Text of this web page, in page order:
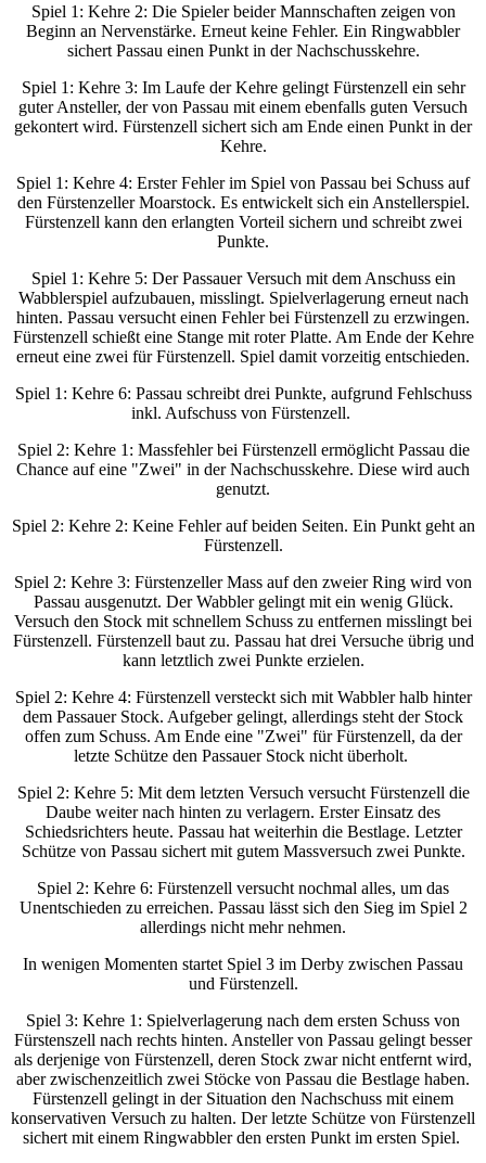
Spiel 1: Kehre 2: Die Spieler beider Mannschaften zeigen von
Beginn an Nervenstärke. Erneut keine Fehler. Ein Ringwabbler
sichert Passau einen Punkt in der Nachschusskehre.
Spiel 1: Kehre 3: Im Laufe der Kehre gelingt Fürstenzell ein sehr
guter Ansteller, der von Passau mit einem ebenfalls guten Versuch
gekontert wird. Fürstenzell sichert sich am Ende einen Punkt in der
Kehre.
Spiel 1: Kehre 4: Erster Fehler im Spiel von Passau bei Schuss auf
den Fürstenzeller Moarstock. Es entwickelt sich ein Anstellerspiel.
Fürstenzell kann den erlangten Vorteil sichern und schreibt zwei
Punkte.
Spiel 1: Kehre 5: Der Passauer Versuch mit dem Anschuss ein
Wabblerspiel aufzubauen, misslingt. Spielverlagerung erneut nach
hinten. Passau versucht einen Fehler bei Fürstenzell zu erzwingen.
Fürstenzell schießt eine Stange mit roter Platte. Am Ende der Kehre
erneut eine zwei für Fürstenzell. Spiel damit vorzeitig entschieden.
Spiel 1: Kehre 6: Passau schreibt drei Punkte, aufgrund Fehlschuss
inkl. Aufschuss von Fürstenzell.
Spiel 2: Kehre 1: Massfehler bei Fürstenzell ermöglicht Passau die
Chance auf eine "Zwei" in der Nachschusskehre. Diese wird auch
genutzt.
Spiel 2: Kehre 2: Keine Fehler auf beiden Seiten. Ein Punkt geht an
Fürstenzell.
Spiel 2: Kehre 3: Fürstenzeller Mass auf den zweier Ring wird von
Passau ausgenutzt. Der Wabbler gelingt mit ein wenig Glück.
Versuch den Stock mit schnellem Schuss zu entfernen misslingt bei
Fürstenzell. Fürstenzell baut zu. Passau hat drei Versuche übrig und
kann letztlich zwei Punkte erzielen.
Spiel 2: Kehre 4: Fürstenzell versteckt sich mit Wabbler halb hinter
dem Passauer Stock. Aufgeber gelingt, allerdings steht der Stock
offen zum Schuss. Am Ende eine "Zwei" für Fürstenzell, da der
letzte Schütze den Passauer Stock nicht überholt.
Spiel 2: Kehre 5: Mit dem letzten Versuch versucht Fürstenzell die
Daube weiter nach hinten zu verlagern. Erster Einsatz des
Schiedsrichters heute. Passau hat weiterhin die Bestlage. Letzter
Schütze von Passau sichert mit gutem Massversuch zwei Punkte.
Spiel 2: Kehre 6: Fürstenzell versucht nochmal alles, um das
Unentschieden zu erreichen. Passau lässt sich den Sieg im Spiel 2
allerdings nicht mehr nehmen.
In wenigen Momenten startet Spiel 3 im Derby zwischen Passau
und Fürstenzell.
Spiel 3: Kehre 1: Spielverlagerung nach dem ersten Schuss von
Fürstenszell nach rechts hinten. Ansteller von Passau gelingt besser
als derjenige von Fürstenzell, deren Stock zwar nicht entfernt wird,
aber zwischenzeitlich zwei Stöcke von Passau die Bestlage haben.
Fürstenzell gelingt in der Situation den Nachschuss mit einem
konservativen Versuch zu halten. Der letzte Schütze von Fürstenzell
sichert mit einem Ringwabbler den ersten Punkt im ersten Spiel.